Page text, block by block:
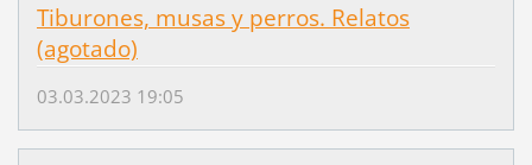
Tiburones, musas y perros. Relatos
(agotado)
03.03.2023 19:05